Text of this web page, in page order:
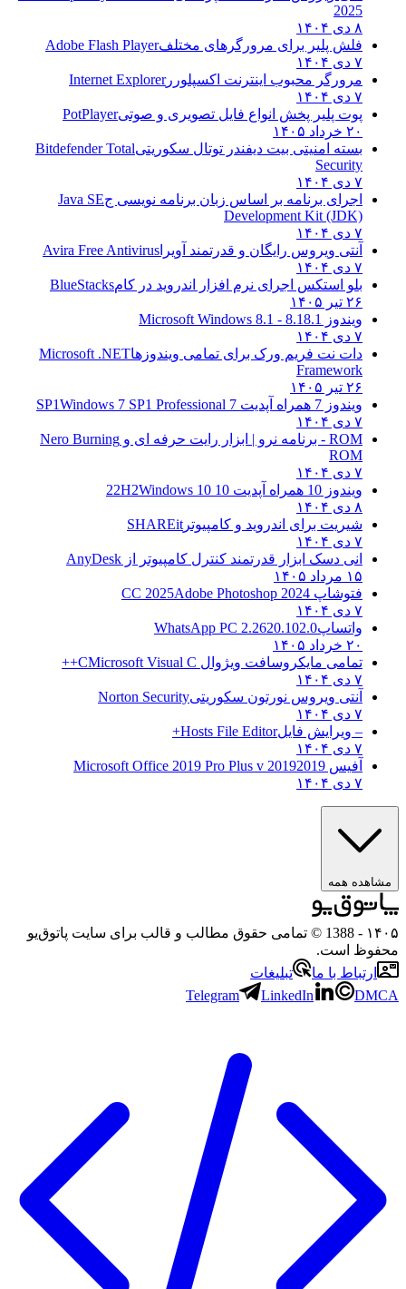
2025
۸ دی ۱۴۰۴
فلش پلیر برای مرورگرهای مختلفAdobe Flash Player
۷ دی ۱۴۰۴
مرورگر محبوب اینترنت اکسپلوررInternet Explorer
۷ دی ۱۴۰۴
پوت پلیر پخش انواع فایل تصویری و صوتیPotPlayer
۲۰ خرداد ۱۴۰۵
بسته امنیتی بیت دیفندر توتال سکوریتیBitdefender Total
Security
۷ دی ۱۴۰۴
اجرای برنامه بر اساس زبان برنامه نویسی جJava SE
Development Kit (JDK)
۷ دی ۱۴۰۴
آنتی ویروس رایگان و قدرتمند آویرا Avira Free Antivirus
۷ دی ۱۴۰۴
بلو استکس اجرای نرم افزار اندروید در کامBlueStacks
۲۶ تیر ۱۴۰۵
ویندوز 8.1
8.1 - Microsoft Windows 8.1
۷ دی ۱۴۰۴
دات نت فریم ورک برای تمامی ویندوزهاMicrosoft .NET
Framework
۲۶ تیر ۱۴۰۵
ویندوز 7 همراه آپدیت 7 SP1
Windows 7 SP1 Professional
۷ دی ۱۴۰۴
ROM - برنامه نرو | ابزار رایت حرفه ای و
Nero Burning
ROM
۷ دی ۱۴۰۴
ویندوز 10 همراه آپدیت 10 22H2
Windows 10
۸ دی ۱۴۰۴
شیریت برای اندروید و کامپیوتر SHAREit
۷ دی ۱۴۰۴
انی دسک ابزار قدرتمند کنترل کامپیوتر از AnyDesk
۱۵ مرداد ۱۴۰۵
فتوشاپ CC 2025 Adobe Photoshop 2024
۷ دی ۱۴۰۴
واتساپWhatsApp PC 2.2620.102.0
۲۰ خرداد ۱۴۰۵
تمامی مایکروسافت ویژوال C Microsoft Visual C++
۷ دی ۱۴۰۴
آنتی ویروس نورتون سکوریتیNorton Security
۷ دی ۱۴۰۴
– ویرایش فایلHosts File Editor+
۷ دی ۱۴۰۴
آفیس 2019 2019 Microsoft Office 2019 Pro Plus v
۷ دی ۱۴۰۴
مشاهده همه
۱۴۰۵
- 1388 © تمامی حقوق مطالب و قالب برای سایت پاتوق‌یو
محفوظ است.
ارتباط با ما
تبلیغات
Telegram
LinkedIn DMCA